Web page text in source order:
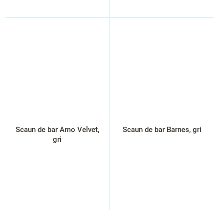
Scaun de bar Amo Velvet,
gri
Scaun de bar Barnes, gri